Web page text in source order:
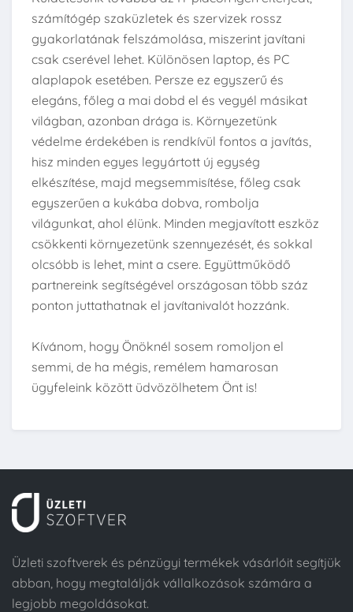
számítógép szaküzletek és szervizek rossz
gyakorlatának felszámolása, miszerint javítani
csak cserével lehet. Különösen laptop, és PC
alaplapok esetében. Persze ez egyszerű és
elegáns, főleg a mai dobd el és vegyél másikat
világban, azonban drága is. Környezetünk
védelme érdekében is rendkívül fontos a javítás,
hisz minden egyes legyártott új egység
elkészítése, majd megsemmisítése, főleg csak
egyszerűen a kukába dobva, rombolja
világunkat, ahol élünk. Minden megjavított eszköz
csökkenti környezetünk szennyezését, és sokkal
olcsóbb is lehet, mint a csere. Együttműködő
partnereink segítségével országosan több száz
ponton juttathatnak el javítanivalót hozzánk.
Kívánom, hogy Önöknél sosem romoljon el
semmi, de ha mégis, remélem hamarosan
ügyfeleink között üdvözölhetem Önt is!
Üzleti szoftverek és pénzügyi termékek vásárlóit segítjük
abban, hogy megtalálják vállalkozások számára a
legjobb megoldásokat.